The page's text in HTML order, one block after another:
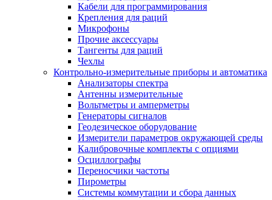
Кабели для программирования
Крепления для раций
Микрофоны
Прочие аксессуары
Тангенты для раций
Чехлы
Контрольно-измерительные приборы и автоматика
Анализаторы спектра
Антенны измерительные
Вольтметры и амперметры
Генераторы сигналов
Геодезическое оборудование
Измерители параметров окружающей среды
Калибровочные комплекты с опциями
Осциллографы
Переносчики частоты
Пирометры
Системы коммутации и сбора данных